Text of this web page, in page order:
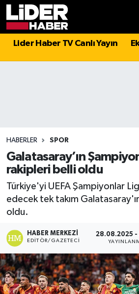
Lider Haber TV Canlı Yayın
HABERLER SPOR
Galatasaray’ın
rakipleri belli oldu
Türkiye'yi UEFA Şampiyonlar
edecek tek takım
oldu.
HABER MERKEZI
EDITÖR/GAZETECI
28.08.2025 -
Politika
Magazin
Spor
Sağlık
Teknoloji
Turizm
Kültür - Sanat
Lider Haber TV Canlı Yayın
Hava Durumu
Süper Lig Puan Durumu ve
Tüm Manşetler
Son Dakika Haberleri
Haber Arşivi